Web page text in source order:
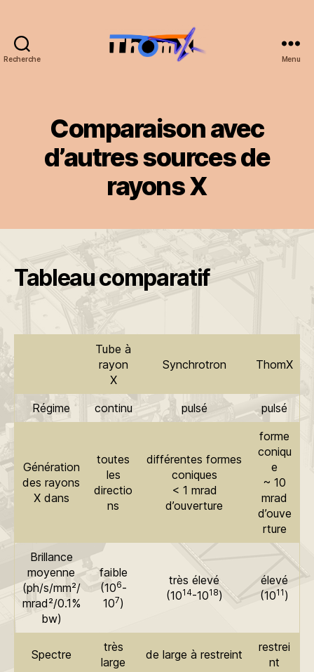
Recherche Menu
Comparaison avec
d’autres sources de
rayons X
Tableau comparatif
Tube à
rayon
X
Synchrotron ThomX
Régime continu pulsé pulsé
Génération
des rayons
X dans
toutes
les
directio
ns
différentes formes
coniques
< 1 mrad
d’ouverture
forme
coniqu
e
~ 10
mrad
d’ouve
rture
Brillance
moyenne
(ph/s/mm²/
mrad²/0.1%
bw)
faible
(106-
107)
très élevé
(1014-1018)
élevé
(1011 )
Spectre
très
large
de large à restreint
restrei
nt